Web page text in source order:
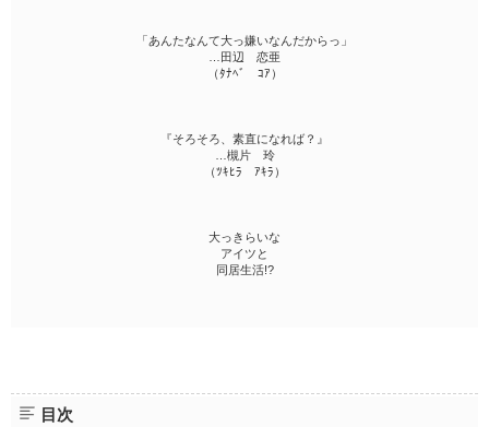
「あんたなんて大っ嫌いなんだからっ」
…田辺 恋亜
（ﾀﾅﾍﾞ ｺｱ）
『そろそろ、素直になれば？』
…槻片 玲
（ﾂｷﾋﾗ ｱｷﾗ）
大っきらいな
アイツと
同居生活!?
目次